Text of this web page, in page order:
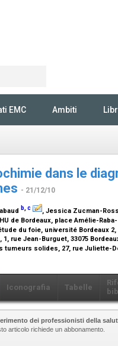
EMC Ambiti
dans le
- 21/12/10
b,c , Jessica Zucman-
de Bordeaux, place Amélie-
du foie, université Bordeaux 2,
rue Jean-Burguet, 33075
solides, 27, rue Juliette-
Iconografia Tabelle
dei professionisti della
articolo richiede un abbonamento.